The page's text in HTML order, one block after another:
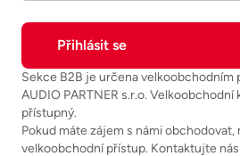
Sekce B2B je určena
AUDIO PARTNER s.r.o.
přístupný.
Pokud máte zájem s námi obchodovat,
velkoobchodní přístup. Kontaktujte